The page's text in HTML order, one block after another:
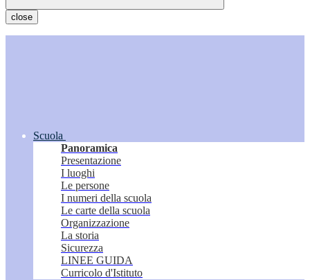
close
Scuola
Panoramica
Presentazione
I luoghi
Le persone
I numeri della scuola
Le carte della scuola
Organizzazione
La storia
Sicurezza
LINEE GUIDA
Curricolo d'Istituto